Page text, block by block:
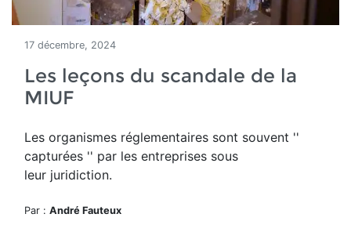
17 décembre, 2024
Les leçons du scandale de la
MIUF
Les organismes réglementaires sont souvent ''
capturées '' par les entreprises sous
leur juridiction.
Par : André Fauteux